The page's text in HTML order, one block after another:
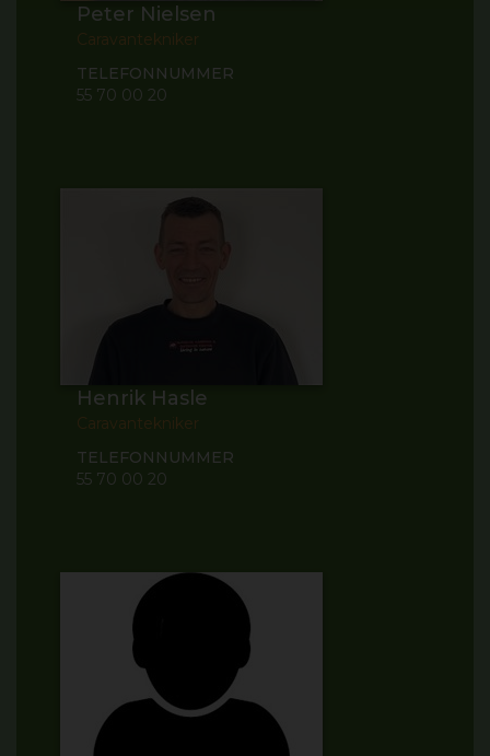
Peter Nielsen
Caravantekniker
TELEFONNUMMER
55 70 00 20
Henrik Hasle
Caravantekniker
TELEFONNUMMER
55 70 00 20